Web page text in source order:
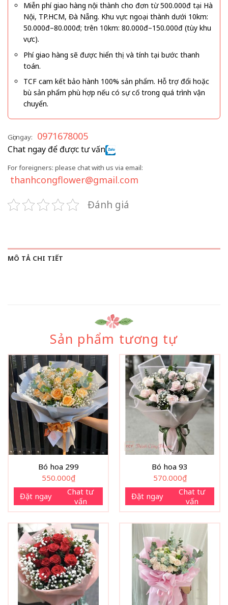
Miễn phí giao hàng nội thành cho đơn từ 500.000đ tại Hà
Nội, TP.HCM, Đà Nẵng. Khu vực ngoại thành dưới 10km:
50.000đ–80.000đ; trên 10km: 80.000đ–150.000đ (tùy khu
vực).
Phí giao hàng sẽ được hiển thị và tính tại bước thanh
toán.
TCF cam kết bảo hành 100% sản phẩm. Hỗ trợ đổi hoặc
bù sản phẩm phù hợp nếu có sự cố trong quá trình vận
chuyển.
Gọi ngay: 0971678005
Chat ngay để được tư vấn
For foreigners: please chat with us via email:
thanhcongflower@gmail.com
Đánh giá
MÔ TẢ CHI TIẾT
Sản phẩm tương tự
Bó hoa 299
550.000₫
Đặt ngay
Chat tư
vấn
Bó hoa 93
570.000₫
Đặt ngay
Chat tư
vấn